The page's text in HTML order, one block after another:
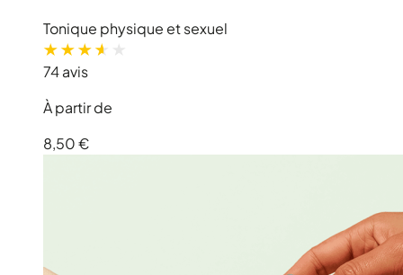
Tonique physique et sexuel
74 avis
À partir de
8,50 €